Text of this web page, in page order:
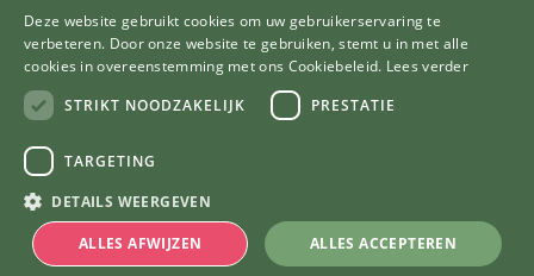
Uw mening telt
© Tuincentrum De Driesprong
Green Solutions
Tuincentrum Overzicht
Privacy Policy
Deze website gebruikt cookies om uw gebruikerservaring te
verbeteren. Door onze website te gebruiken, stemt u in met alle
cookies in overeenstemming met ons Cookiebeleid. Lees verder
STRIKT NOODZAKELIJK
PRESTATIE
TARGETING
DETAILS WEERGEVEN
ALLES ACCEPTEREN
ALLES AFWIJZEN